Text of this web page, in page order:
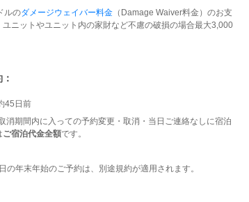
ルのダメージウェイバー料金 （Damage Waiver料金）のお支
ニットやユニット内の家財など不慮の破損の場合最大3,000
45日前
期間内に入っての予約変更・取消・当日ご連絡なしに宿泊
ご宿泊代金全額です。
年末年始のご予約は、別途規約が適用されます。